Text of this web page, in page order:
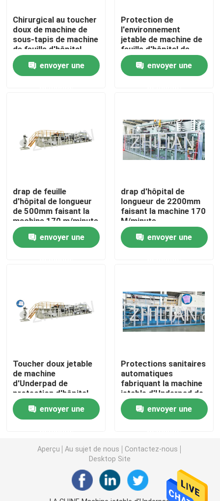
A propos de nous
Contacts
Machine adulte de couche-culotte
Machine de couche-culotte de bébé
Machine d'Underpad
serviette hygiénique faisant la machine
Machine de pantalon d'incontinence
Machine jetable de protection de sein
Machine jetable de pantalon de période menstruelle
Protection de maternité faisant la machine
Machine de revêtement de culotte
Chirurgical au toucher
doux de machine de
sous-tapis de machine
de feuille d'hôpital
sous des protections
envoyer une
Protection de
l'environnement
jetable de machine de
feuille d'hôpital de
machine de Underpad
envoyer une
drap de feuille
d'hôpital de longueur
de 500mm faisant la
machine 170 m/minute
envoyer une
drap d'hôpital de
longueur de 2200mm
faisant la machine 170
M/minute
envoyer une
Toucher doux jetable
de machine
d'Underpad de
protection d'hôpital
confortable
envoyer une
Protections sanitaires
automatiques
fabriquant la machine
jetable d'Underpad de
machine
envoyer une
Aperçu Au sujet de nous
Contactez-nous
Desktop Site